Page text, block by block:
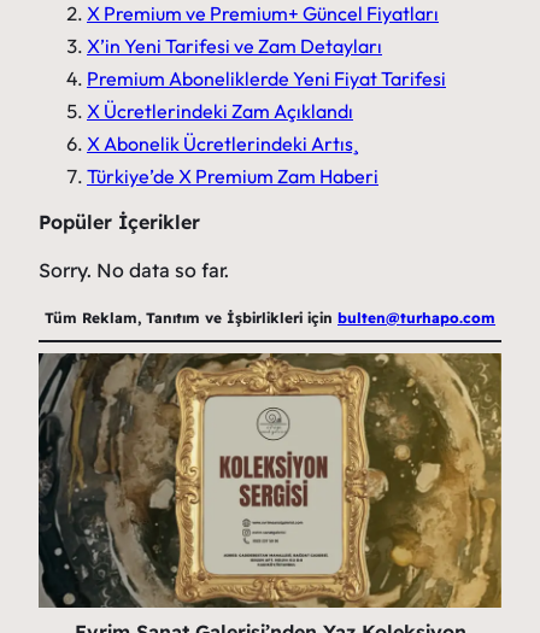
X Premium ve Premium+ Güncel Fiyatları
X’in Yeni Tarifesi ve Zam Detayları
Premium Aboneliklerde Yeni Fiyat Tarifesi
X Ücretlerindeki Zam Açıklandı
X Abonelik Ücretlerindeki Artış
Türkiye’de X Premium Zam Haberi
Popüler İçerikler
Sorry. No data so far.
Tüm Reklam, Tanıtım ve İşbirlikleri için bulten@turhapo.com